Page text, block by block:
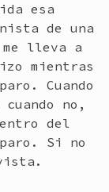
esa
de una
lleva a
mientras
Cuando
no,
del
Si no